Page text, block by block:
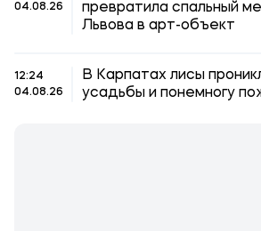
04.08.26
превратила спальный
Львова в арт-объект
12:24
04.08.26
В Карпатах лисы
усадьбы и понемногу